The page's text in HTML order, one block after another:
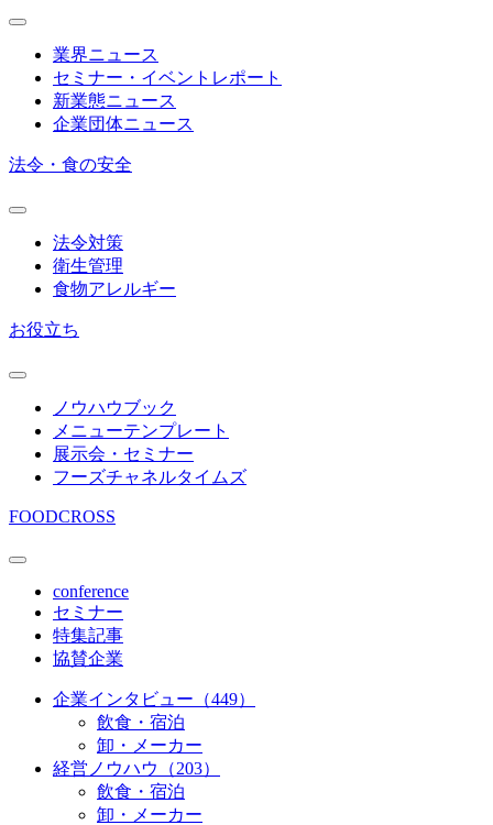
業界ニュース
セミナー・イベントレポート
新業態ニュース
企業団体ニュース
法令・食の安全
法令対策
衛生管理
食物アレルギー
お役立ち
ノウハウブック
メニューテンプレート
展示会・セミナー
フーズチャネルタイムズ
FOODCROSS
conference
セミナー
特集記事
協賛企業
企業インタビュー（449）
飲食・宿泊
卸・メーカー
経営ノウハウ（203）
飲食・宿泊
卸・メーカー